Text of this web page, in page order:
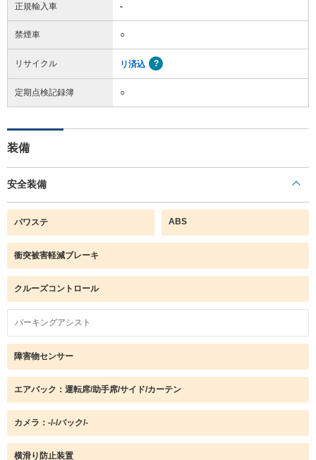
正規輸入車 -
禁煙車 ○
リサイクル リ済込
定期点検記録簿 ○
装備
安全装備
パワステ ABS
衝突被害軽減ブレーキ
クルーズコントロール
パーキングアシスト
障害物センサー
エアバック：運転席/助手席/サイド/カーテン
カメラ：-/-/バック/-
横滑り防止装置